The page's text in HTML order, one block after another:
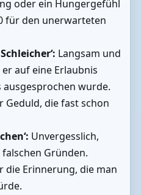
oder ein Hungergefühl
für den unerwarteten
Langsam und
auf eine Erlaubnis
ausgesprochen wurde.
Geduld, die fast schon
Unvergesslich,
Gründen.
die Erinnerung, die man